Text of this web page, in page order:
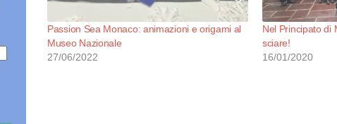
Passion Sea Monaco: animazioni e origami al
Museo Nazionale
27/06/2022
Nel Principato di
sciare!
16/01/2020